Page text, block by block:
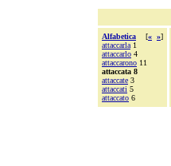
Alfabetica [« »]
attaccarla 1
attaccarlo 4
attaccarono 11
attaccata 8
attaccate 3
attaccati 5
attaccato 6